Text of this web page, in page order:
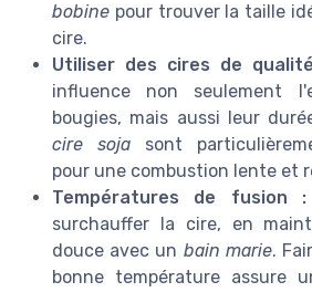
bobine pour trouver la taille
cire.
Utiliser des cires de
influence non seulement
bougies, mais aussi leur
cire soja sont
pour une combustion lente et
Températures de fusion :
surchauffer la cire, en
douce avec un bain marie.
bonne température assure